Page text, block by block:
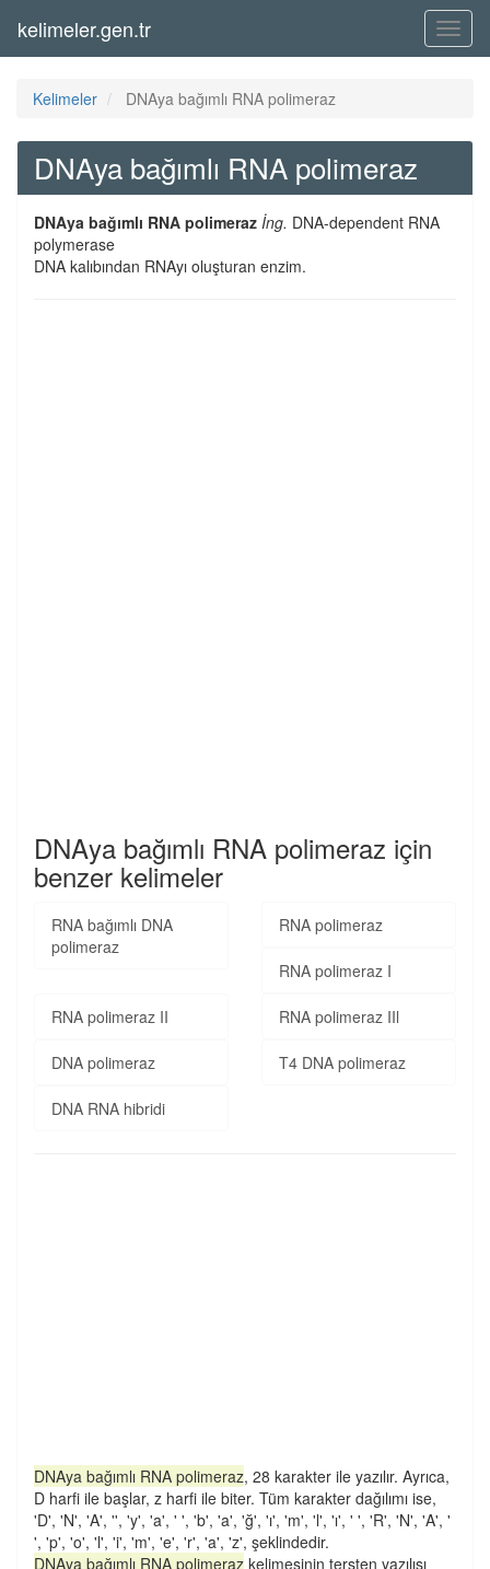
Menü
kelimeler.gen.tr
Kelimeler DNAya bağımlı RNA polimeraz
DNAya bağımlı RNA polimeraz
DNAya bağımlı RNA polimeraz İng. DNA-dependent RNA
polymerase
DNA kalıbından RNAyı oluşturan enzim.
DNAya bağımlı RNA polimeraz için
benzer kelimeler
RNA bağımlı DNA
polimeraz
RNA polimeraz
RNA polimeraz I
RNA polimeraz II RNA polimeraz IIl
DNA polimeraz T4 DNA polimeraz
DNA RNA hibridi
DNAya bağımlı RNA polimeraz, 28 karakter ile yazılır. Ayrıca,
D harfi ile başlar, z harfi ile biter. Tüm karakter dağılımı ise,
'D', 'N', 'A', '', 'y', 'a', ' ', 'b', 'a', 'ğ', 'ı', 'm', 'l', 'ı', ' ', 'R', 'N', 'A', '
', 'p', 'o', 'l', 'i', 'm', 'e', 'r', 'a', 'z', şeklindedir.
DNAya bağımlı RNA polimeraz kelimesinin tersten yazılışı